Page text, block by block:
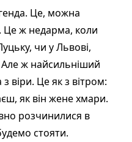
Це, можна
Це ж недарма, коли
чи у Львові,
ж найсильніший
віри. Це як з вітром:
як він жене хмари.
розчинилися в
стояти.